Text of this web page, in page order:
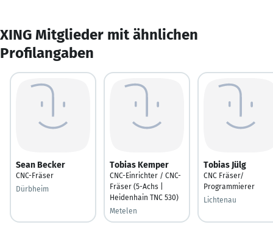
XING Mitglieder mit ähnlichen
Profilangaben
Sean Becker
CNC-Fräser
Dürbheim
Tobias Kemper
CNC-Einrichter / CNC-
Fräser (5-Achs |
Heidenhain TNC 530)
Metelen
Tobias Jülg
CNC Fräser/
Programmierer
Lichtenau